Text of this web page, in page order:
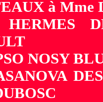
à Mme
NOSY